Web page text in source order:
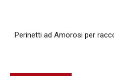
Perinetti ad Amorosi per